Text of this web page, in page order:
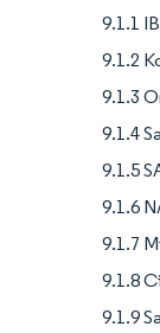
9.1.1
9.1.2
9.1.3
9.1.4
9.1.5
9.1.6
9.1.7
9.1.8
9.1.9